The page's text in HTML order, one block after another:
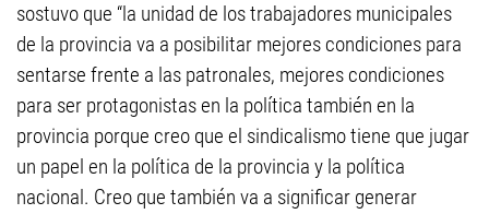
sostuvo que “la unidad de los trabajadores municipales
de la provincia va a posibilitar mejores condiciones para
sentarse frente a las patronales, mejores condiciones
para ser protagonistas en la política también en la
provincia porque creo que el sindicalismo tiene que jugar
un papel en la política de la provincia y la política
nacional. Creo que también va a significar generar